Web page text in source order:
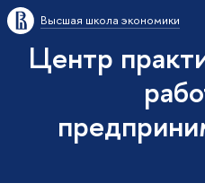
Высшая школа экономики
Центр